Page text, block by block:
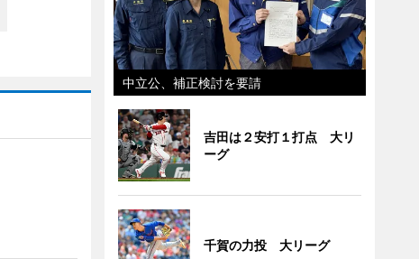
中立公、補正検討を要請
吉田は２安打１打点 大リ
ーグ
千賀の力投 大リーグ